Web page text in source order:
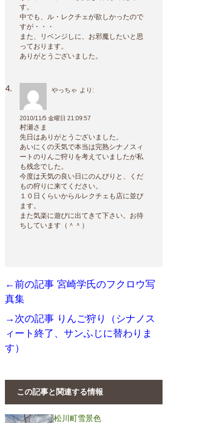
す。
中でも、ル・レクチェが欲しかったので
すが・・・
また、リベンジしに、お邪魔したいと思
っております。
ありがとうございました。
やっちゃ より:
2010/11/5 金曜日 21:09:57
村瀬さま
先日はありがとうございました。
あいにくの天気で本当は完熟シナノスィ
ートのりんご狩りを考えていましたが私
も残念でした。
今度は天気の良い日にのんびりと、くだ
もの狩りに来てください。
１０日くらいからルレクチェも店に並び
ます。
また気楽に遊びに出てきて下さい。お待
ちしています（＾＾）
←前の記事 宮崎学氏のフクロウ写
真集
→次の記事 りんご狩り（シナノス
ィート終了、サンふじに替わりま
す）
この記事と関連する情報
松川町雪景色